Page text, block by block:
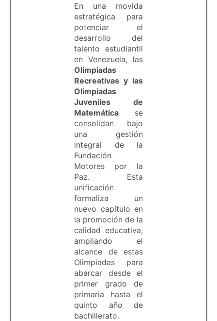
En una movida
estratégica para
potenciar el
desarrollo del
talento estudiantil
en Venezuela, las
Olimpiadas
Recreativas y las
Olimpiadas
Juveniles de
Matemática se
consolidan bajo
una gestión
integral de la
Fundación
Motores por la
Paz. Esta
unificación
formaliza un
nuevo capítulo en
la promoción de la
calidad educativa,
ampliando el
alcance de estas
Olimpiadas para
abarcar desde el
primer grado de
primaria hasta el
quinto año de
bachillerato.